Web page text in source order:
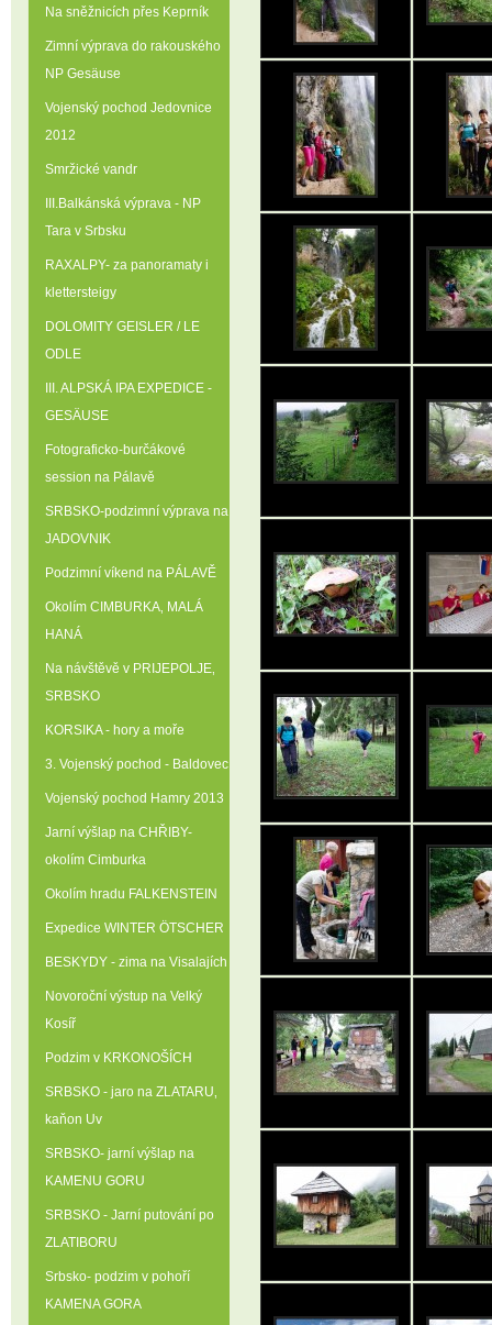
Na sněžnicích přes Keprník
Zimní výprava do rakouského
NP Gesäuse
Vojenský pochod Jedovnice
2012
Smržické vandr
III.Balkánská výprava - NP
Tara v Srbsku
RAXALPY- za panoramaty i
klettersteigy
DOLOMITY GEISLER / LE
ODLE
III. ALPSKÁ IPA EXPEDICE -
GESÄUSE
Fotograficko-burčákové
session na Pálavě
SRBSKO-podzimní výprava na
JADOVNIK
Podzimní víkend na PÁLAVĚ
Okolím CIMBURKA‚ MALÁ
HANÁ
Na návštěvě v PRIJEPOLJE‚
SRBSKO
KORSIKA - hory a moře
3. Vojenský pochod - Baldovec
Vojenský pochod Hamry 2013
Jarní výšlap na CHŘIBY-
okolím Cimburka
Okolím hradu FALKENSTEIN
Expedice WINTER ÖTSCHER
BESKYDY - zima na Visalajích
Novoroční výstup na Velký
Kosíř
Podzim v KRKONOŠÍCH
SRBSKO - jaro na ZLATARU‚
kaňon Uv
SRBSKO- jarní výšlap na
KAMENU GORU
SRBSKO - Jarní putování po
ZLATIBORU
Srbsko- podzim v pohoří
KAMENA GORA